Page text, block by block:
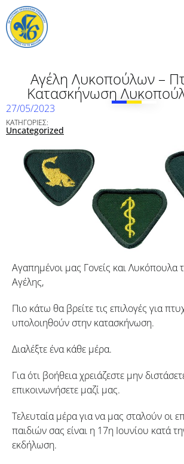
Αγέλη Λυκοπούλων –
Κατασκήνωση
27/05/2023
ΚΑΤΗΓΟΡΙΕΣ:
Uncategorized
Αγαπημένοι μας Γονείς και Λυκόπουλα
Αγέλης,
Πιο κάτω θα βρείτε τις επιλογές για
υπολοιηθούν στην κατασκήνωση.
Διαλέξτε ένα κάθε μέρα.
Για ότι βοήθεια χρειάζεστε μην
επικοινωνήσετε μαζί μας.
Τελευταία μέρα για να μας σταλούν οι
παιδιών σας είναι η 17η Ιουνίου κατά
εκδήλωση.